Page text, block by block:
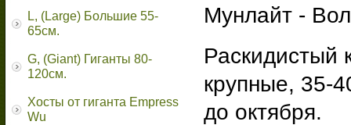
L, (Large) Большие 55-
65cм.
G, (Giant) Гиганты 80-
120см.
Хосты от гиганта Empress
Wu
Мунлайт -
Раскидистый
крупные, 35-
до октября.